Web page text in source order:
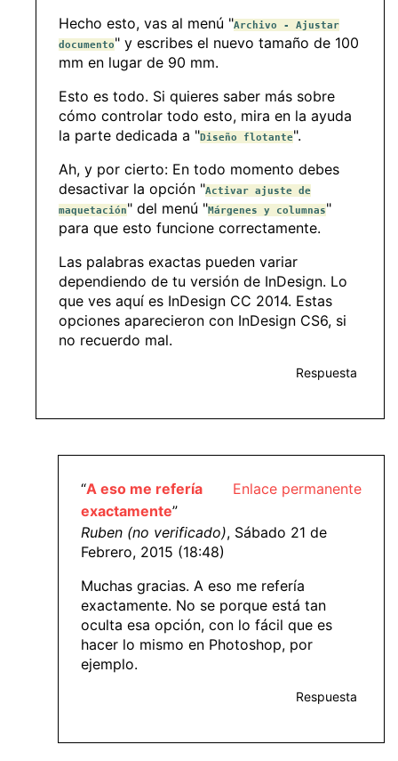
Hecho esto, vas al menú "Archivo - Ajustar
documento" y escribes el nuevo tamaño de 100
mm en lugar de 90 mm.
Esto es todo. Si quieres saber más sobre
cómo controlar todo esto, mira en la ayuda
la parte dedicada a "Diseño flotante".
Ah, y por cierto: En todo momento debes
desactivar la opción "Activar ajuste de
maquetación" del menú "Márgenes y columnas"
para que esto funcione correctamente.
Las palabras exactas pueden variar
dependiendo de tu versión de InDesign. Lo
que ves aquí es InDesign CC 2014. Estas
opciones aparecieron con InDesign CS6, si
no recuerdo mal.
Respuesta
Enlace permanente
“A eso me refería
exactamente”
Ruben (no verificado), Sábado 21 de
Febrero, 2015 (18:48)
Muchas gracias. A eso me refería
exactamente. No se porque está tan
oculta esa opción, con lo fácil que es
hacer lo mismo en Photoshop, por
ejemplo.
Respuesta